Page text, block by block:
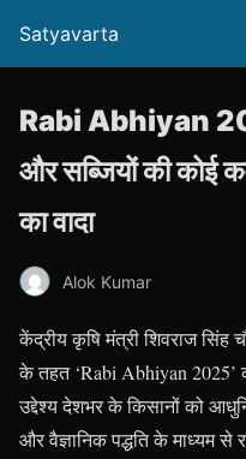
Satyavarta
Rabi Abhiyan
और सब्जियों की कोई
का वादा
Alok Kumar
केंद्रीय कृषि मंत्री शिवराज सिंह
के तहत ‘Rabi Abhiyan 2025’
उद्देश्य देशभर के किसानों को
और वैज्ञानिक पद्धति के माध्यम